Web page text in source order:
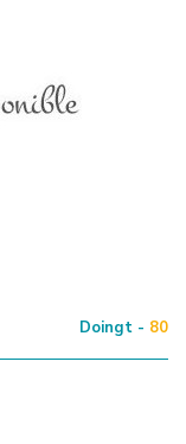
Doingt - 80